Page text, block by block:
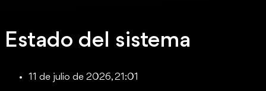
Estado del sistema
11 de julio de 2026, 21:01